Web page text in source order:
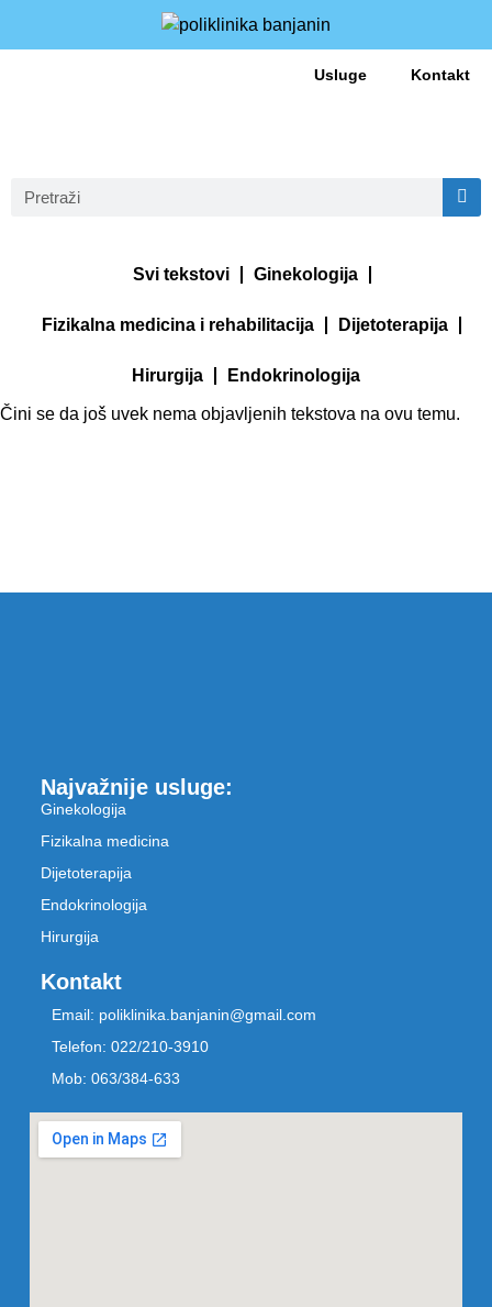
Usluge Kontakt
Svi tekstovi Ginekologija
Fizikalna medicina i rehabilitacija Dijetoterapija
Hirurgija Endokrinologija
Čini se da još uvek nema objavljenih tekstova na ovu temu.
Najvažnije usluge:
Ginekologija
Fizikalna medicina
Dijetoterapija
Endokrinologija
Hirurgija
Kontakt
Email: poliklinika.banjanin@gmail.com
Telefon: 022/210-3910
Mob: 063/384-633